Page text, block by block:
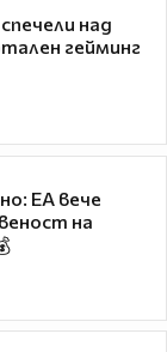
над
гейминг
EA вече
на